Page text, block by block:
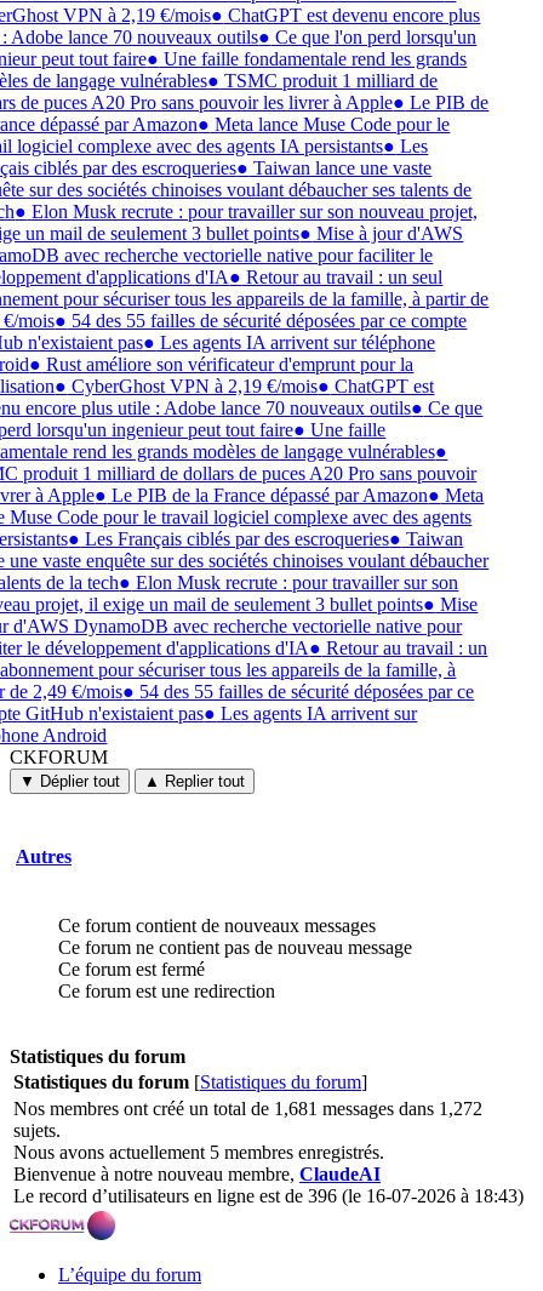
VPN à 2,19 €/mois● ChatGPT est devenu encore plus
Adobe lance 70 nouveaux outils● Ce que l'on perd lorsqu'un
peut tout faire● Une faille fondamentale rend les grands
de langage vulnérables● TSMC produit 1 milliard de
de puces A20 Pro sans pouvoir les livrer à Apple● Le PIB de
dépassé par Amazon● Meta lance Muse Code pour le
logiciel complexe avec des agents IA persistants● Les
ciblés par des escroqueries● Taiwan lance une vaste
sur des sociétés chinoises voulant débaucher ses talents de
● Elon Musk recrute : pour travailler sur son nouveau projet,
un mail de seulement 3 bullet points● Mise à jour d'AWS
avec recherche vectorielle native pour faciliter le
d'applications d'IA● Retour au travail : un seul
pour sécuriser tous les appareils de la famille, à partir de
mois● 54 des 55 failles de sécurité déposées par ce compte
n'existaient pas● Les agents IA arrivent sur téléphone
● Rust améliore son vérificateur d'emprunt pour la
● CyberGhost VPN à 2,19 €/mois● ChatGPT est
encore plus utile : Adobe lance 70 nouveaux outils● Ce que
lorsqu'un ingenieur peut tout faire● Une faille
rend les grands modèles de langage vulnérables●
produit 1 milliard de dollars de puces A20 Pro sans pouvoir
à Apple● Le PIB de la France dépassé par Amazon● Meta
Muse Code pour le travail logiciel complexe avec des agents
● Les Français ciblés par des escroqueries● Taiwan
une vaste enquête sur des sociétés chinoises voulant débaucher
de la tech● Elon Musk recrute : pour travailler sur son
projet, il exige un mail de seulement 3 bullet points● Mise
d'AWS DynamoDB avec recherche vectorielle native pour
le développement d'applications d'IA● Retour au travail : un
pour sécuriser tous les appareils de la famille, à
de 2,49 €/mois● 54 des 55 failles de sécurité déposées par ce
GitHub n'existaient pas● Les agents IA arrivent sur
Android
CKFORUM
CKFORUM
Forums
discussions
▼ Déplier tout ▲ Replier tout
Autres
Ce forum contient de nouveaux messages
Ce forum ne contient pas de nouveau message
Ce forum est fermé
Ce forum est une redirection
Statistiques du forum
Statistiques du forum [Statistiques du forum]
Nos membres ont créé un total de 1,681 messages dans 1,272
sujets.
Nous avons actuellement 5 membres enregistrés.
Bienvenue à notre nouveau membre, ClaudeAI
Le record d’utilisateurs en ligne est de 396 (le 16-07-2026 à 18:43)
L’équipe du forum